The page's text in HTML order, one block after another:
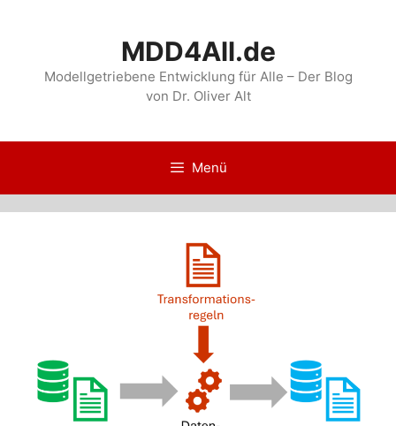
MDD4All.de
Modellgetriebene Entwicklung für Alle – Der Blog
von Dr. Oliver Alt
Menü